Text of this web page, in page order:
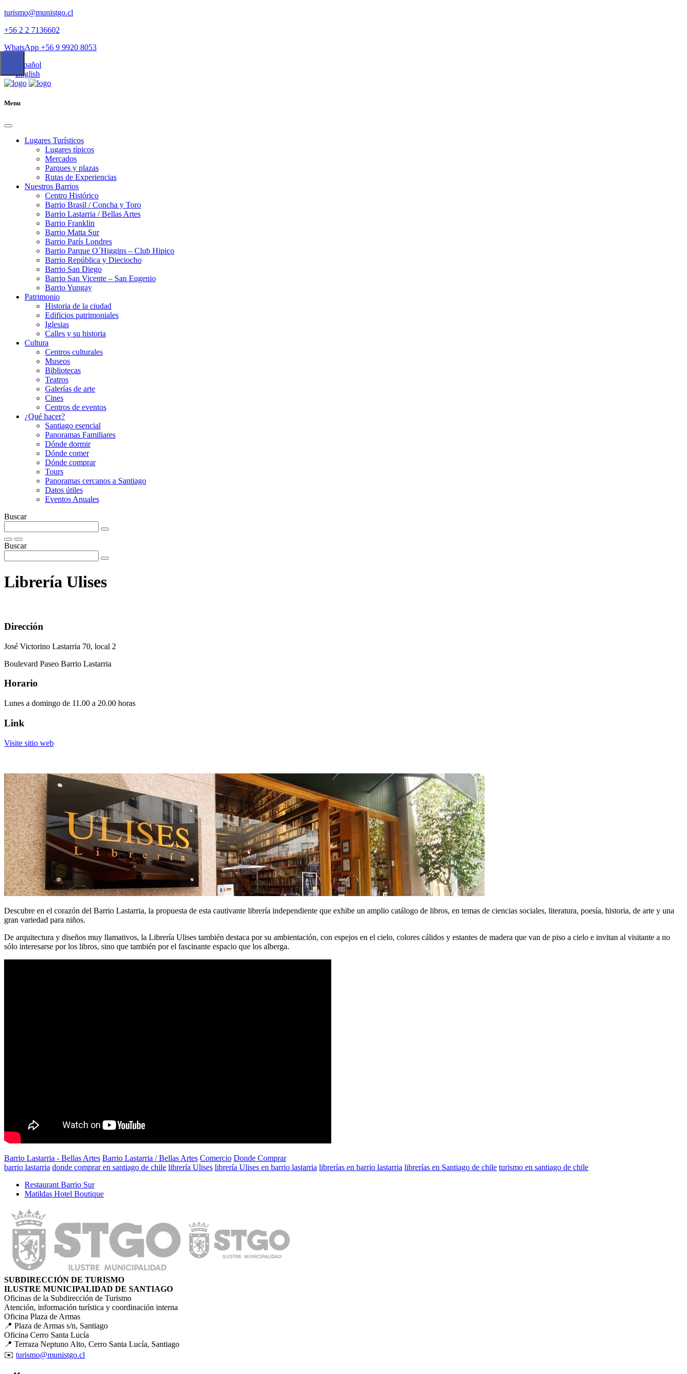
turismo@munistgo.cl
+56 2 2 7136602
WhatsApp +56 9 9920 8053
Español
English
Menu
Lugares Turísticos
Lugares tí­picos
Mercados
Parques y plazas
Rutas de Experiencias
Nuestros Barrios
Centro Histórico
Barrio Brasil / Concha y Toro
Barrio Lastarria / Bellas Artes
Barrio Franklin
Barrio Matta Sur
Barrio Parí­s Londres
Barrio Parque O´Higgins – Club Hipico
Barrio República y Dieciocho
Barrio San Diego
Barrio San Vicente – San Eugenio
Barrio Yungay
Patrimonio
Historia de la ciudad
Edificios patrimoniales
Iglesias
Calles y su historia
Cultura
Centros culturales
Museos
Bibliotecas
Teatros
Galerí­as de arte
Cines
Centros de eventos
¿Qué hacer?
Santiago esencial
Panoramas Familiares
Dónde dormir
Dónde comer
Dónde comprar
Tours
Panoramas cercanos a Santiago
Datos útiles
Eventos Anuales
Buscar
Buscar
Librería Ulises
Dirección
José Victorino Lastarria 70, local 2
Boulevard Paseo Barrio Lastarria
Horario
Lunes a domingo de 11.00 a 20.00 horas
Link
Visite sitio web
Descubre en el corazón del Barrio Lastarria, la propuesta de esta cautivante librería independiente que exhibe un amplio catálogo de libros, en temas de ciencias sociales, literatura, poesía, historia, de arte y una
gran variedad para niños.
De arquitectura y diseños muy llamativos, la Librería Ulises también destaca por su ambientación, con espejos en el cielo, colores cálidos y estantes de madera que van de piso a cielo e invitan al visitante a no
sólo interesarse por los libros, sino que también por el fascinante espacio que los alberga.
Barrio Lastarria - Bellas Artes Barrio Lastarria / Bellas Artes Comercio Donde Comprar
barrio lastarria donde comprar en santiago de chile librería Ulises librería Ulises en barrio lastarria librerías en barrio lastarria librerías en Santiago de chile turismo en santiago de chile
Restaurant Barrio Sur
Matildas Hotel Boutique
SUBDIRECCIÓN DE TURISMO
ILUSTRE MUNICIPALIDAD DE SANTIAGO
Oficinas de la Subdirección de Turismo
Atención, información turística y coordinación interna
Oficina Plaza de Armas
📍 Plaza de Armas s/n, Santiago
Oficina Cerro Santa Lucía
📍 Terraza Neptuno Alto, Cerro Santa Lucía, Santiago
✉️ turismo@munistgo.cl